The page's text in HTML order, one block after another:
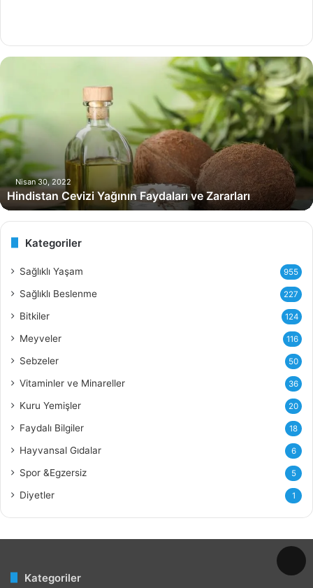
H
i
s
t
a
e
Nisan 30, 2022
Hindistan Cevizi Yağının Faydaları ve Zararları
Kategoriler
Sağlıklı Yaşam 955
Sağlıklı Beslenme 227
Bitkiler 124
Meyveler 116
Sebzeler 50
Vitaminler ve Minareller 36
Kuru Yemişler 20
Faydalı Bilgiler 18
Hayvansal Gıdalar 6
Spor &Egzersiz 5
Diyetler 1
Kategoriler